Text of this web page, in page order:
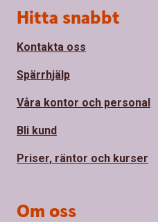
Sidfot
Hitta snabbt
Kontakta oss
Spärrhjälp
Våra kontor och personal
Bli kund
Priser, räntor och kurser
Om oss